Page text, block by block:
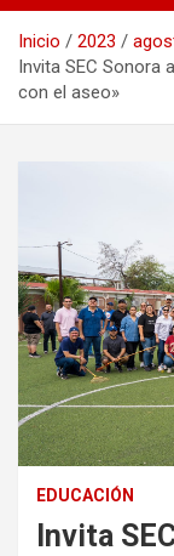
Inicio 2023
Invita SEC Sonora
con el aseo»
EDUCACIÓN
Invita